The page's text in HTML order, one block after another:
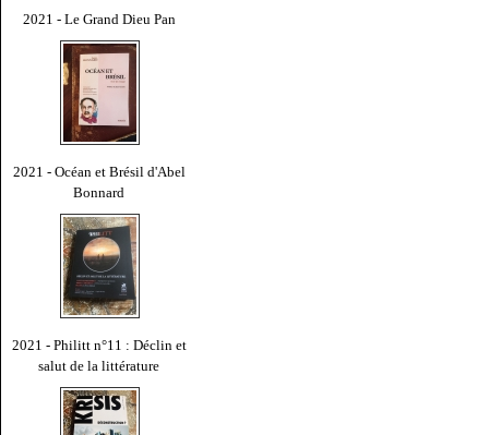
2021 - Le Grand Dieu Pan
2021 - Océan et Brésil d'Abel
Bonnard
2021 - Philitt n°11 : Déclin et
salut de la littérature